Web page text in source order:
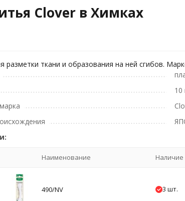
Clover в Химках
разметки ткани и образования на ней сгибов.
10
Наименование Наличие
490/NV 3 шт.